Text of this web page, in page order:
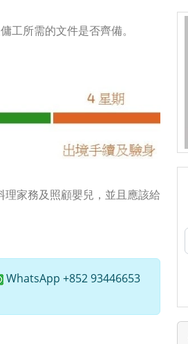
工所需的文件是否齊備。
家務及照顧嬰兒，並且應該給
WhatsApp +852 93446653